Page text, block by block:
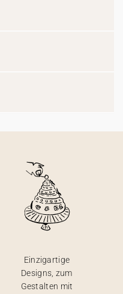
Einzigartige
Designs, zum
Gestalten mit